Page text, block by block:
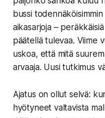
bussi
aikasarjoja –
päätellä tulevaa. Viime
uskoa, että mitä
arvaaja. Uusi tutkimus
Ajatus on ollut selvä:
hyötyneet valtavista